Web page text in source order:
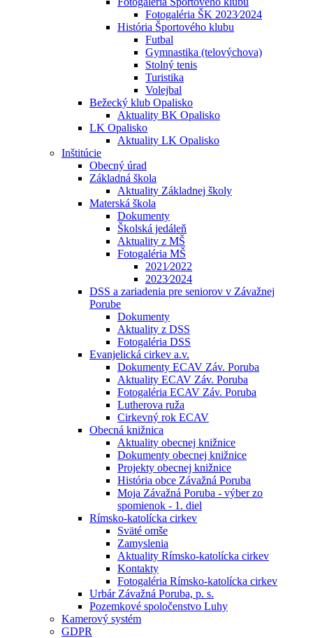
Fotogaléria ŠK 2023⁄2024
História Športového klubu
Futbal
Gymnastika (telovýchova)
Stolný tenis
Turistika
Volejbal
Bežecký klub Opalisko
Aktuality BK Opalisko
LK Opalisko
Aktuality LK Opalisko
Inštitúcie
Obecný úrad
Základná škola
Aktuality Základnej školy
Materská škola
Dokumenty
Školská jedáleň
Aktuality z MŠ
Fotogaléria MŠ
2021⁄2022
2023⁄2024
DSS a zariadenia pre seniorov v Závažnej
Porube
Dokumenty
Aktuality z DSS
Fotogaléria DSS
Evanjelická cirkev a.v.
Dokumenty ECAV Záv. Poruba
Aktuality ECAV Záv. Poruba
Fotogaléria ECAV Záv. Poruba
Lutherova ruža
Cirkevný rok ECAV
Obecná knižnica
Aktuality obecnej knižnice
Dokumenty obecnej knižnice
Projekty obecnej knižnice
História obce Závažná Poruba
Moja Závažná Poruba - výber zo
spomienok - 1. diel
Rímsko-katolícka cirkev
Sväté omše
Zamyslenia
Aktuality Rímsko-katolícka cirkev
Kontakty
Fotogaléria Rímsko-katolícka cirkev
Urbár Závažná Poruba, p. s.
Pozemkové spoločenstvo Luhy
Kamerový systém
GDPR